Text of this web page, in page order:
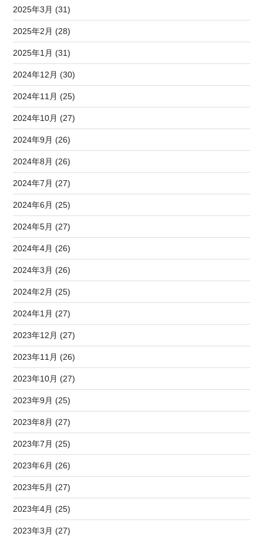
2025年3月 (31)
2025年2月 (28)
2025年1月 (31)
2024年12月 (30)
2024年11月 (25)
2024年10月 (27)
2024年9月 (26)
2024年8月 (26)
2024年7月 (27)
2024年6月 (25)
2024年5月 (27)
2024年4月 (26)
2024年3月 (26)
2024年2月 (25)
2024年1月 (27)
2023年12月 (27)
2023年11月 (26)
2023年10月 (27)
2023年9月 (25)
2023年8月 (27)
2023年7月 (25)
2023年6月 (26)
2023年5月 (27)
2023年4月 (25)
2023年3月 (27)